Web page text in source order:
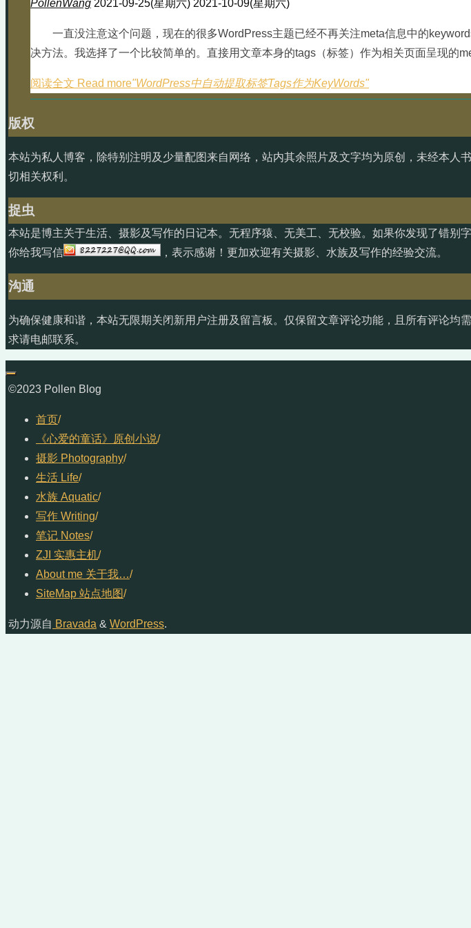
PollenWang 2021-09-25(星期六) 2021-10-09(星期六)
一直没注意这个问题，现在的很多WordPress主题已经不再关注meta信息中的
决方法。我选择了一个比较简单的。直接用文章本身的tags（标签）作为相关页面呈现的
阅读全文 Read more"WordPress中自动提取标签Tags作为KeyWords"
版权
本站为私人博客，除特别注明及少量配图来自网络，站内其余照片及文字均为原创，未经本人
切相关权利。
捉虫
本站是博主关于生活、摄影及写作的日记本。无程序猿、无美工、无校验。如果你发现了错别
你给我写信
，表示感谢！更加欢迎有关摄影、水族及写作的经验交流。
沟通
为确保健康和谐，本站无限期关闭新用户注册及留言板。仅保留文章评论功能，且所有评论均
求请电邮联系。
©2023 Pollen Blog
首页/
《心爱的童话》原创小说/
摄影 Photography/
生活 Life/
水族 Aquatic/
写作 Writing/
笔记 Notes/
ZJI 实惠主机/
About me 关于我…/
SiteMap 站点地图/
动力源自 Bravada & WordPress.